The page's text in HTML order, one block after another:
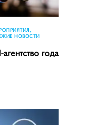
НОВОСТИ
года